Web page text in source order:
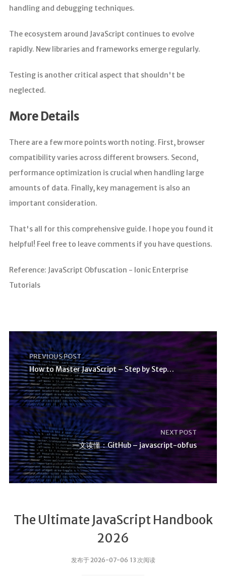
handling and debugging techniques.
The ecosystem around JavaScript continues to evolve
rapidly. New libraries and frameworks emerge regularly.
Testing is another critical aspect that shouldn't be
neglected.
More Details
There are a few more points worth noting. First, browser
compatibility varies across different browsers. Second,
performance optimization is crucial when handling large
amounts of data. Finally, key management is also an
important consideration.
That's all for this comprehensive guide. I hope you found it
helpful! Feel free to leave comments if you have questions.
Reference: JavaScript Obfuscation - Ionic Enterprise
Tutorials
PREVIOUS POST
How to Master JavaScript – Step by Step Tutorial
NEXT POST
一文读懂：GitHub – javascript-obfus
The Ultimate JavaScript Handbook
2026
发布于 2026-07-06 13 次阅读